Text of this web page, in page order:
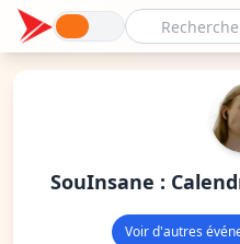
SouInsane :
Voir d'autres